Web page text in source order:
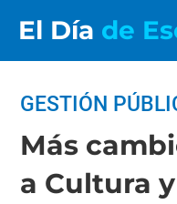
El Día de
GESTIÓN
Más
a Cultura